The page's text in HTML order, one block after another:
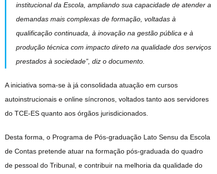
institucional da Escola, ampliando sua capacidade de atender a
demandas mais complexas de formação, voltadas à
qualificação continuada, à inovação na gestão pública e à
produção técnica com impacto direto na qualidade dos serviços
prestados à sociedade”, diz o documento.
A iniciativa soma-se à já consolidada atuação em cursos
autoinstrucionais e online síncronos, voltados tanto aos servidores
do TCE-ES quanto aos órgãos jurisdicionados.
Desta forma, o Programa de Pós-graduação Lato Sensu da Escola
de Contas pretende atuar na formação pós-graduada do quadro
de pessoal do Tribunal, e contribuir na melhoria da qualidade do